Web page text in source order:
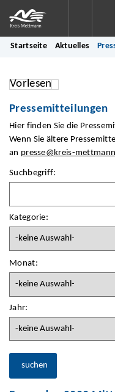
Startseite Aktuelles
Vorlesen
Pressemitteilungen
Hier finden Sie die
Wenn Sie ältere
an presse@kreis-
Suchbegriff:
Kategorie:
Monat:
Jahr:
suchen